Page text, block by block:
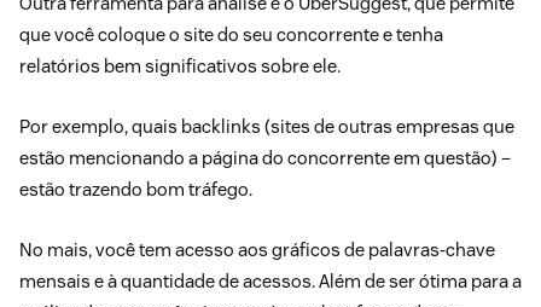
que você coloque o site do seu concorrente e tenha
relatórios bem significativos sobre ele.
Por exemplo, quais backlinks (sites de outras empresas que
estão mencionando a página do concorrente em questão) –
estão trazendo bom tráfego.
No mais, você tem acesso aos gráficos de palavras-chave
mensais e à quantidade de acessos. Além de ser ótima para a